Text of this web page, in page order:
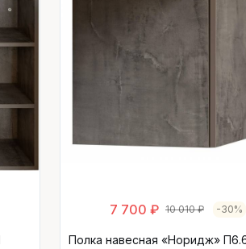
7 700 ₽ 10 010 ₽ -30%
Полка навесная «Норидж»